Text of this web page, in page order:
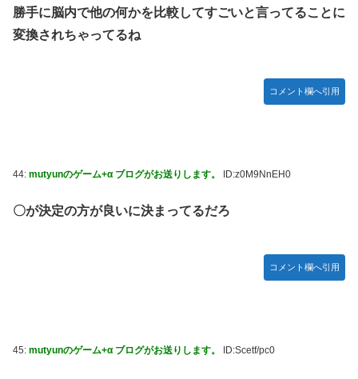
勝手に脳内で他の何かを比較してすごいと言ってることに
変換されちゃってるね
コメント欄へ引用
44: mutyunのゲーム+α ブログがお送りします。 ID:z0M9NnEH0
〇が決定の方が良いに決まってるだろ
コメント欄へ引用
45: mutyunのゲーム+α ブログがお送りします。 ID:Scetf/pc0